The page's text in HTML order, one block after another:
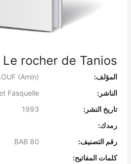
Le rocher de Tanios
المؤلف:
الناشر:
Grasset et Fasquelle
تاريخ النشر:
رمدك:
رقم التصنيف:
كلمات المفاتيح: